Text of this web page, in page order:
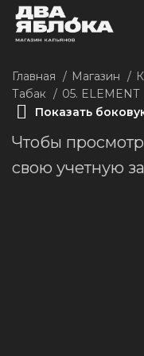
Главная Магазин
Табак
05. ELEMENT
Показать
Чтобы
свою учетную